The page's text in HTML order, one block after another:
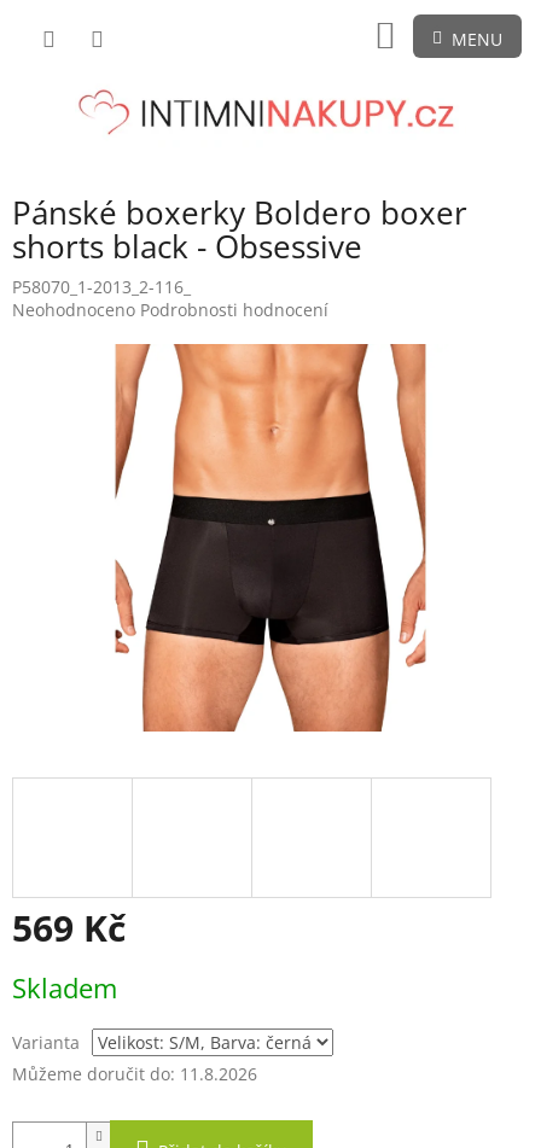
NÁKUPNÍ
KOŠÍK
Pánské boxerky Boldero boxer
shorts black - Obsessive
P58070_1-2013_2-116_
Průměrné
Neohodnoceno Podrobnosti hodnocení
569 Kč
cena:
Skladem
Varianta
Můžeme doručit do: 11.8.2026